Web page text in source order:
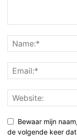
Bewaar mijn
de volgende keer